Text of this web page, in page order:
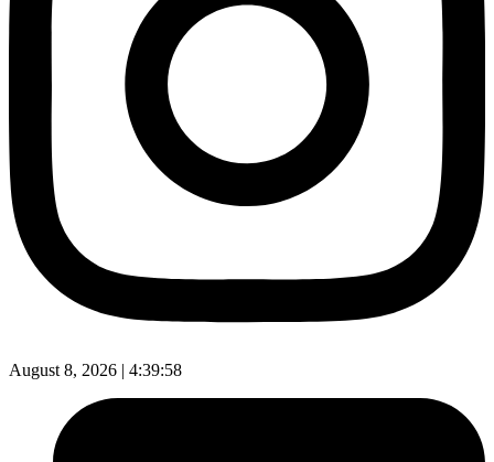
August 8, 2026 | 4:39:58